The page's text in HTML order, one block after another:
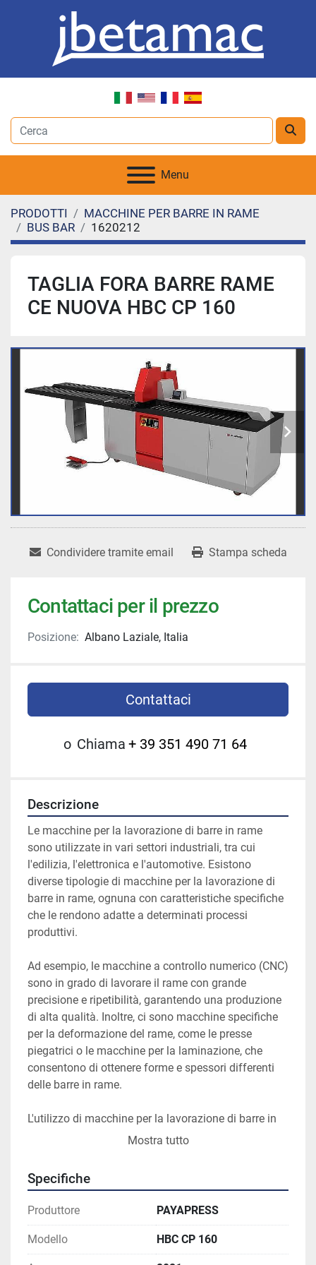
Menu
PRODOTTI
MACCHINE PER BARRE IN RAME
BUS BAR
1620212
TAGLIA FORA BARRE RAME
CE NUOVA HBC CP 160
Condividere tramite email Stampa scheda
Contattaci per il prezzo
Posizione: Albano Laziale, Italia
Contattaci
o Chiama + 39 351 490 71 64
Descrizione
Le macchine per la lavorazione di barre in rame
sono utilizzate in vari settori industriali, tra cui
l'edilizia, l'elettronica e l'automotive. Esistono
diverse tipologie di macchine per la lavorazione di
barre in rame, ognuna con caratteristiche specifiche
che le rendono adatte a determinati processi
produttivi.
Ad esempio, le macchine a controllo numerico (CNC)
sono in grado di lavorare il rame con grande
precisione e ripetibilità, garantendo una produzione
di alta qualità. Inoltre, ci sono macchine specifiche
per la deformazione del rame, come le presse
piegatrici o le macchine per la laminazione, che
consentono di ottenere forme e spessori differenti
delle barre in rame.
L'utilizzo di macchine per la lavorazione di barre in
rame consente di aumentare la produttività e la
alla loro precisione e flessibilità, queste macchine
possono essere utilizzate anche per la creazione di
prodotti personalizzati.
Mostra tutto
Specifiche
Produttore PAYAPRESS
Modello HBC CP 160